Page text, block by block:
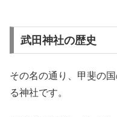
武田神社の歴史
その名の通り、甲斐の
る神社です。